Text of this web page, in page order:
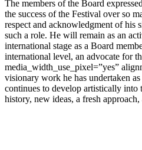
The members of the Board
the success of the Festival over so
respect and acknowledgment of his
such a role. He will remain as an
international stage as a Board
international level, an advocate for
media_width_use_pixel=”yes”
visionary work he has undertaken
continues to develop artistically
history, new ideas, a fresh